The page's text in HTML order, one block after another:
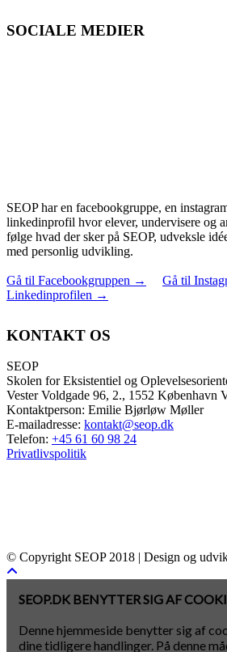
SOCIALE MEDIER
SEOP har en facebookgruppe, en
linkedinprofil hvor elever, undervisere og
følge hvad der sker på SEOP, udveksle
med personlig udvikling.
Gå til Facebookgruppen → Gå til
Linkedinprofilen →
KONTAKT OS
SEOP
Skolen for Eksistentiel og
Vester Voldgade 96, 2., 1552 København
Kontaktperson: Emilie Bjørløw Møller
E-mailadresse: kontakt@seop.dk
Telefon: +45 61 60 98 24
Privatlivspolitik
© Copyright SEOP 2018 | Design og
SEOP.DK BENYTTER SIG AF
Denne hjemmeside benytter sig af
dine tidligere handlinger. På denne